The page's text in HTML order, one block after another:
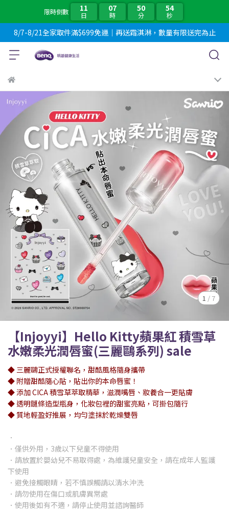
限時倒數 11
日
07
時
50
分
53
秒
8/7-8/21全家取件滿$699免運｜再送霜淇淋，數量有限送完為止
1 / 7
【Injoyyi】Hello Kitty蘋果紅 積雪草
水嫩柔光潤唇蜜(三麗鷗系列) sale
◆ 三麗鷗正式授權聯名，甜酷風格隨身攜帶
◆ 附贈甜酷隨心貼，貼出你的本命唇蜜！
◆ 添加 CICA 積雪草萃取精華，滋潤嘴唇、妝養合一更貼膚
◆ 透明鏈條造型瓶身，化妝包裡的甜蜜亮點，可掛包隨行
◆ 質地輕盈好推展，均勻塗抹於乾燥雙唇
．
．僅供外用，3歲以下兒童不得使用
．請放置於嬰幼兒不易取得處，為維護兒童安全，請在成年人監護
下使用
．避免接觸眼睛，若不慎誤觸請以清水沖洗
．請勿使用在傷口或肌膚異常處
．使用後如有不適，請停止使用並諮詢醫師